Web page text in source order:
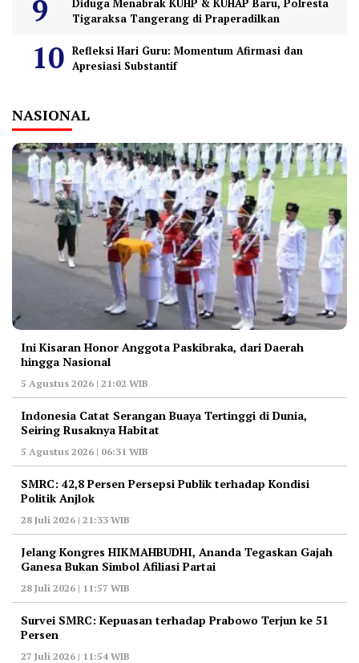
Diduga Menabrak KUHP & KUHAP Baru, Polresta
Tigaraksa Tangerang di Praperadilkan
Refleksi Hari Guru: Momentum Afirmasi dan
Apresiasi Substantif
NASIONAL
Ini Kisaran Honor Anggota Paskibraka, dari Daerah
hingga Nasional
5 Agustus 2026 | 21:02 WIB
Indonesia Catat Serangan Buaya Tertinggi di Dunia,
Seiring Rusaknya Habitat
5 Agustus 2026 | 06:31 WIB
‎SMRC: 42,8 Persen Persepsi Publik terhadap Kondisi
Politik Anjlok
28 Juli 2026 | 21:33 WIB
‎Jelang Kongres HIKMAHBUDHI, Ananda Tegaskan Gajah
Ganesa Bukan Simbol Afiliasi Partai
28 Juli 2026 | 11:57 WIB
‎Survei SMRC: Kepuasan terhadap Prabowo Terjun ke 51
Persen
27 Juli 2026 | 11:54 WIB